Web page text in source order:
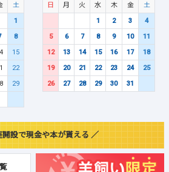
土
1
8
15
22
29
日 月 火 水 木 金
土
1
2 3
4
5
6 7 8 9 10
11
12
13 14 15 16 17
18
19
20 21 22 23 24
25
26
27 28 29 30 31
開設で現金や本が貰える ／